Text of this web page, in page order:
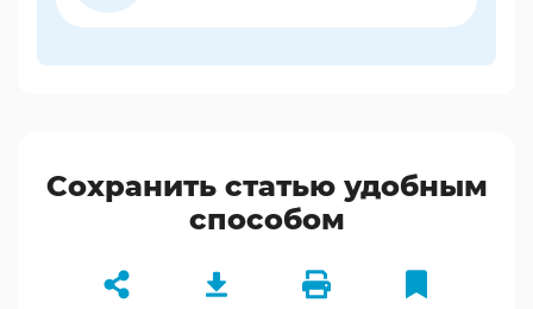
Сохранить статью удобным
способом